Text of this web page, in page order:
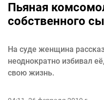
Пьяная
собственного
На суде женщина
неоднократно избивал
свою жизнь.